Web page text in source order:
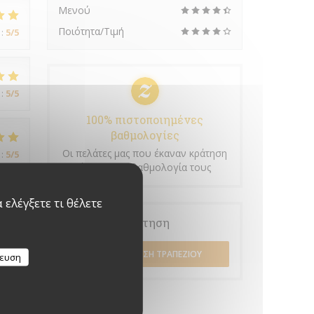
τι θέλετε
: 5/5
: 5/5
: 5/5
Μενού
Ποιότητα/Τιμή
100% πιστοποιημένες
βαθμολογίες
Οι πελάτες μας που έκαναν κράτηση
έδωσαν τη βαθμολογία τους
Κράτηση
ΚΆΝΤΕ ΚΡΆΤΗΣΗ ΤΡΑΠΕΖΙΟΎ